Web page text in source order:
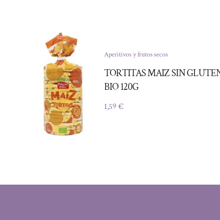
Aperitivos y frutos secos
TORTITAS MAIZ SIN
BIO 120G
1,59€